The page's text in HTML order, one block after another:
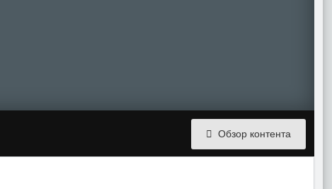
Обзор контента